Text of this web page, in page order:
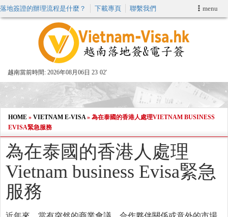
menu
落地簽證的辦理流程是什麼？ 下載專頁 聯繫我們
越南當前時間: 2026年08月06日 23 02'
申請簽證
VIP快速通關服务
加快E-VISA服務
週末緊急電子簽證
查詢簽證狀態
HOME » VIETNAM E-VISA» 為在泰國的香港人處理VIETNAM BUSINESS
EVISA緊急服務
為在泰國的香港人處理
Vietnam business Evisa緊急
服務